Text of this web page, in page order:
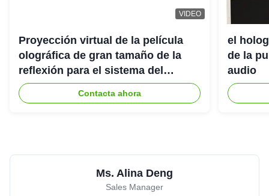
VIDEO
Proyección virtual de la película
olográfica de gran tamaño de la
reflexión para el sistema del
proyector del holograma 3D
Contacta ahora
el
de la
audio
Ms. Alina Deng
Sales Manager